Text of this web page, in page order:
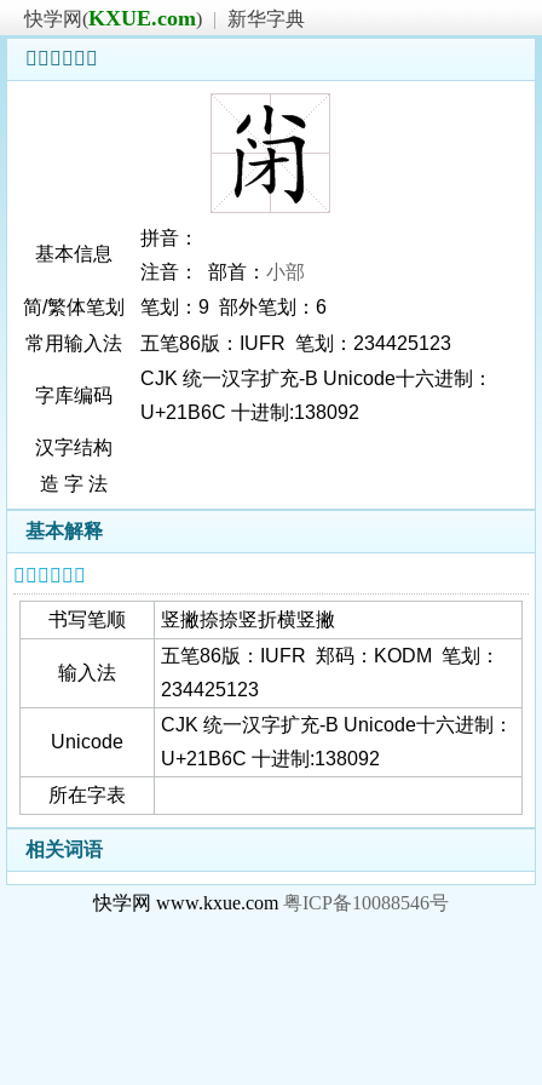
快学网(KXUE.com) |
新华字典
𡭬字基本信息
基本信息
拼音：
注音： 部首： 小部
简/繁体笔划
笔划：9 部外笔划：6
常用输入法
五笔86版：IUFR 笔划：234425123
字库编码
CJK 统一汉字扩充-B Unicode十六进制：
U+21B6C 十进制:138092
汉字结构
造 字 法
基本解释
𡭬字基本信息
书写笔顺 竖撇捺捺竖折横竖撇
输入法
五笔86版：IUFR 郑码：KODM 笔划：
234425123
Unicode
CJK 统一汉字扩充-B Unicode十六进制：
U+21B6C 十进制:138092
所在字表
相关词语
快学网 www.kxue.com 粤ICP备10088546号